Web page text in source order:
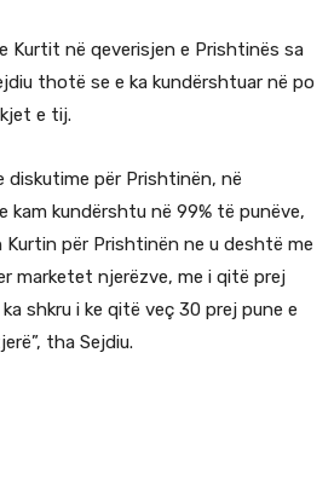
Kurtit në qeverisjen e Prishtinës sa
thotë se e ka kundërshtuar në po
e tij.
diskutime për Prishtinën, në
kam kundërshtu në 99% të punëve,
për Prishtinën ne u deshtë me
marketet njerëzve, me i qitë prej
shkru i ke qitë veç 30 prej pune e
tha Sejdiu.